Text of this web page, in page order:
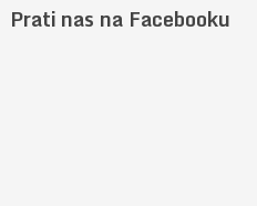
Prati nas na Facebooku